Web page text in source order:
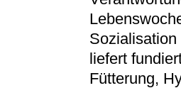
liefert
Fütterung,